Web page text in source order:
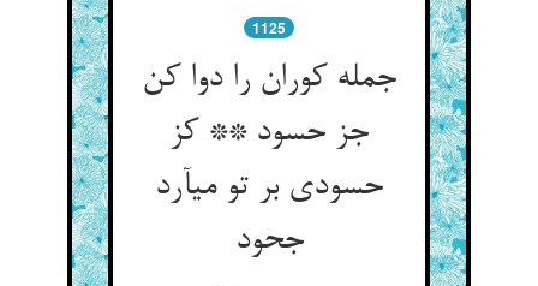
1125
جمله کوران را دوا کن
جز حسود ** کز
حسودی بر تو می‏آرد
جحود